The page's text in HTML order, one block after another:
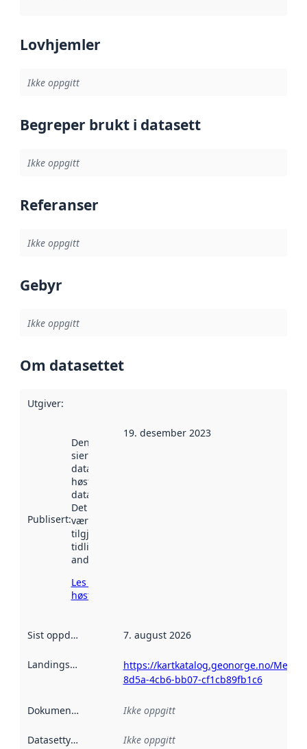
Lovhjemler
Ikke oppgitt
Begreper brukt i datasett
Ikke oppgitt
Referanser
Ikke oppgitt
Gebyr
Ikke oppgitt
Om datasettet
Utgiver:
Publisert:
Denne datoen
sier når
datasettet ble
høstet av
data.norge.no.
Det kan ha
vært
tilgjengelig
tidligere
andre steder.
Les mer om
høsting her
19. desember 2023
Sist oppdatert 7. august 2026
Landingsside
https://kartkatalog.geonorge.no/
8d5a-4cb6-bb07-cf1cb89fb1c6
Dokumentasjon Ikke oppgitt
Datasettype Ikke oppgitt